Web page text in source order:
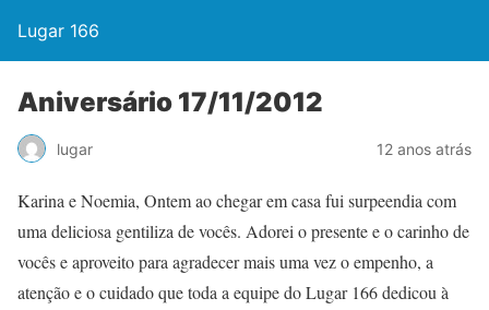
Lugar 166
Aniversário 17/11/2012
lugar 12 anos atrás
Karina e Noemia, Ontem ao chegar em casa fui surpeendia com
uma deliciosa gentiliza de vocês. Adorei o presente e o carinho de
vocês e aproveito para agradecer mais uma vez o empenho, a
atenção e o cuidado que toda a equipe do Lugar 166 dedicou à